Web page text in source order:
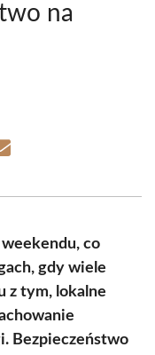
na
co
gdy wiele
z tym, lokalne
Bezpieczeństwo